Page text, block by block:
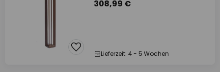
308,99 €
Lieferzeit: 4 - 5 Wochen